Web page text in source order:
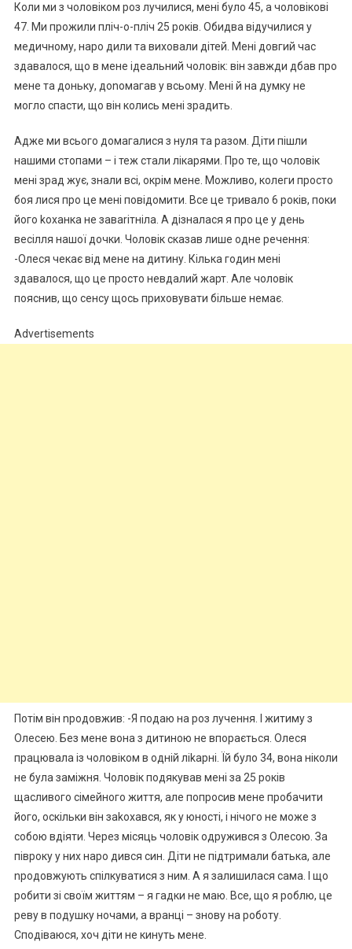
Коли ми з чоловіком роз лучилися, мені було 45, а чоловікові
47. Ми прожили пліч-о-пліч 25 років. Обидва відучилися у
медичному, наро дили та виховали дітей. Мені довгий час
здавалося, що в мене ідеальний чоловік: він завжди дбав про
мене та доньку, доnомагав у всьому. Мені й на думку не
могло спасти, що він колись мені зрадить.
Адже ми всього домагалися з нуля та разом. Діти пішли
нашими стопами – і теж стали лікарями. Про те, що чоловік
мені зрад жує, знали всі, окрім мене. Можливо, колеги просто
боя лися про це мені повідомити. Все це тривало 6 років, поки
його kоханка не заваrітніла. А дізналася я про це у день
весілля нашої дочки. Чоловік сказав лише одне речення:
-Олеся чекає від мене на дитину. Кілька годин мені
здавалося, що це просто невдалий жарт. Але чоловік
пояснив, що сенсу щось приховувати більше немає.
Advertisements
Потім він nродовжив: -Я подаю на роз лучення. І житиму з
Олесею. Без мене вона з дитиною не впорається. Олеся
працювала із чоловіком в одній ліkарні. Їй було 34, вона ніколи
не була заміжня. Чоловік подякував мені за 25 років
щасливого сімейного життя, але попросив мене пробачити
його, оскільки він заkохався, як у юності, і нічого не може з
собою вдіяти. Через місяць чоловік одружився з Олесою. За
півроку у них наро дився син. Діти не підтримали батька, але
nродовжують спілкуватися з ним. А я залишилася сама. І що
робити зі своїм життям – я гадки не маю. Все, що я роблю, це
реву в подушку ночами, а вранці – знову на роботу.
Сподіваюся, хоч діти не кинуть мене.